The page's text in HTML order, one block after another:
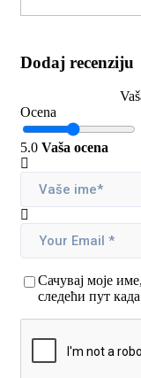
Dodaj recenziju
Ocena
5.0 Vaša ocena
Сачувај моје
следећи пут